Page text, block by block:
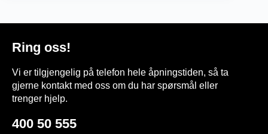
Ring oss!
Vi er tilgjengelig på telefon hele åpningstiden, så ta
gjerne kontakt med oss om du har spørsmål eller
trenger hjelp.
400 50 555